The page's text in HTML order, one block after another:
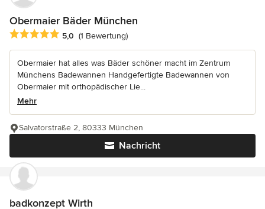
Obermaier Bäder München
Durchschnittliche Bewertung: 5 von 5 Sternen
5,0 (1 Bewertung)
Obermaier hat alles was Bäder schöner macht im Zentrum
Münchens Badewannen Handgefertigte Badewannen von
Obermaier mit orthopädischer Lie...
Mehr
Nachricht
Salvatorstraße 2, 80333 München
badkonzept Wirth